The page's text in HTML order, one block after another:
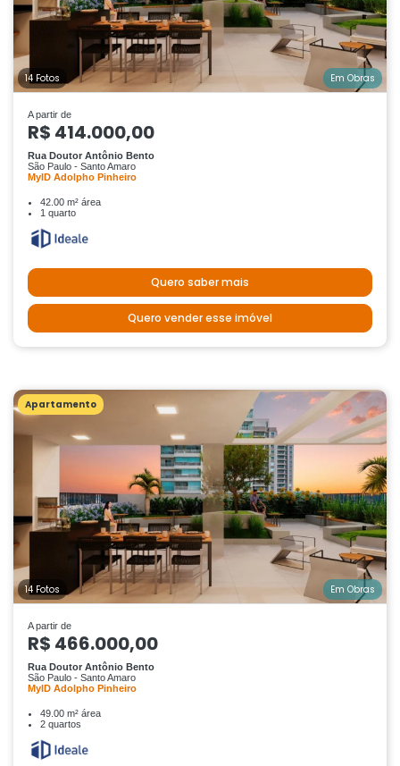
14 Fotos Em Obras
A partir de
R$ 414.000,00
Rua Doutor Antônio Bento
São Paulo - Santo Amaro
MyID Adolpho Pinheiro
42.00 m² área
1 quarto
Quero saber mais
Quero vender esse imóvel
Apartamento
14 Fotos Em Obras
A partir de
R$ 466.000,00
Rua Doutor Antônio Bento
São Paulo - Santo Amaro
MyID Adolpho Pinheiro
49.00 m² área
2 quartos